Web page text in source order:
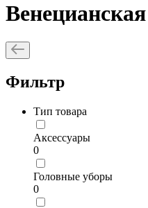
Венецианская
Фильтр
Тип товара
Аксессуары
0
Головные уборы
0